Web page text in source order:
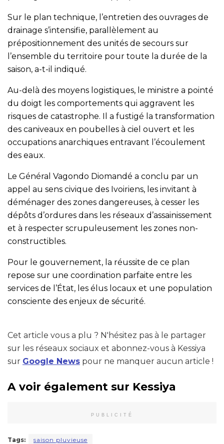
Sur le plan technique, l’entretien des ouvrages de
drainage s’intensifie, parallèlement au
prépositionnement des unités de secours sur
l’ensemble du territoire pour toute la durée de la
saison, a-t-il indiqué.
Au-delà des moyens logistiques, le ministre a pointé
du doigt les comportements qui aggravent les
risques de catastrophe. Il a fustigé la transformation
des caniveaux en poubelles à ciel ouvert et les
occupations anarchiques entravant l’écoulement
des eaux.
Le Général Vagondo Diomandé a conclu par un
appel au sens civique des Ivoiriens, les invitant à
déménager des zones dangereuses, à cesser les
dépôts d’ordures dans les réseaux d’assainissement
et à respecter scrupuleusement les zones non-
constructibles.
Pour le gouvernement, la réussite de ce plan
repose sur une coordination parfaite entre les
services de l’État, les élus locaux et une population
consciente des enjeux de sécurité.
Cet article vous a plu ? N'hésitez pas à le partager
sur les réseaux sociaux et abonnez-vous à Kessiya
sur Google News pour ne manquer aucun article !
A voir également sur Kessiya
PUBLICITÉ
Tags: saison pluvieuse